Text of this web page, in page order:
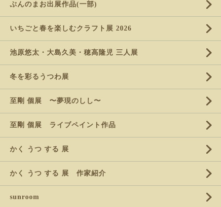
ぶんのまお出展作品(一部)
いちごと春を楽しむクラフト展 2026
池原悠太・大島久美・穂高隆児 三人展
冬を彩るうつわ展
至剛 個展 〜夢現のしし〜
至剛 個展 ライブペイント作品
かく うつ する 展
かく うつ する 展 作家紹介
sunroom